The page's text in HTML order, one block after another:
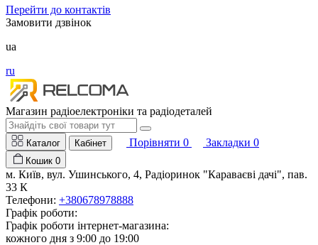
Перейти до контактів
Замовити дзвінок
ua
ru
Магазин радіоелектроніки та радіодеталей
Каталог Кабінет Порівняти 0 Закладки 0
Кошик 0
м. Київ, вул. Ушинського, 4, Радіоринок "Караваєві дачі", пав.
33 К
Телефони: +380678978888
Графік роботи:
Графік роботи інтернет-магазина:
кожного дня з 9:00 до 19:00